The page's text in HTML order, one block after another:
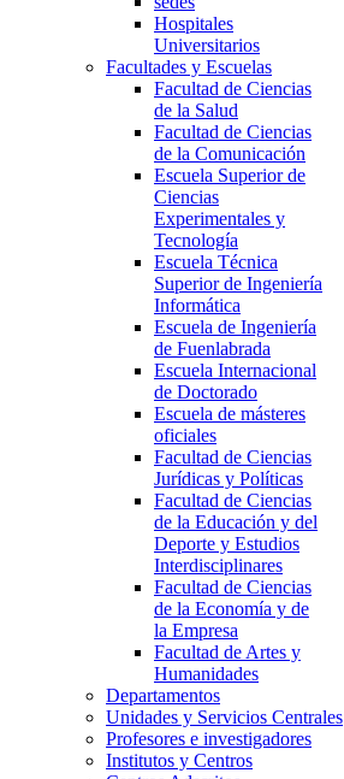
Hospitales
Universitarios
Facultades y Escuelas
Facultad de Ciencias
de la Salud
Facultad de Ciencias
de la Comunicación
Escuela Superior de
Ciencias
Experimentales y
Tecnología
Escuela Técnica
Superior de Ingeniería
Informática
Escuela de Ingeniería
de Fuenlabrada
Escuela Internacional
de Doctorado
Escuela de másteres
oficiales
Facultad de Ciencias
Jurídicas y Políticas
Facultad de Ciencias
de la Educación y del
Deporte y Estudios
Interdisciplinares
Facultad de Ciencias
de la Economía y de
la Empresa
Facultad de Artes y
Humanidades
Departamentos
Unidades y Servicios Centrales
Profesores e investigadores
Institutos y Centros